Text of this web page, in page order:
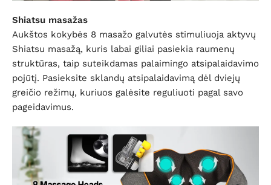
Shiatsu masažas
Aukštos kokybės 8 masažo galvutės stimuliuoja aktyvų
Shiatsu masažą, kuris labai giliai pasiekia raumenų
struktūras, taip suteikdamas palaimingo atsipalaidavimo
pojūtį. Pasieksite sklandų atsipalaidavimą dėl dviejų
greičio režimų, kuriuos galėsite reguliuoti pagal savo
pageidavimus.